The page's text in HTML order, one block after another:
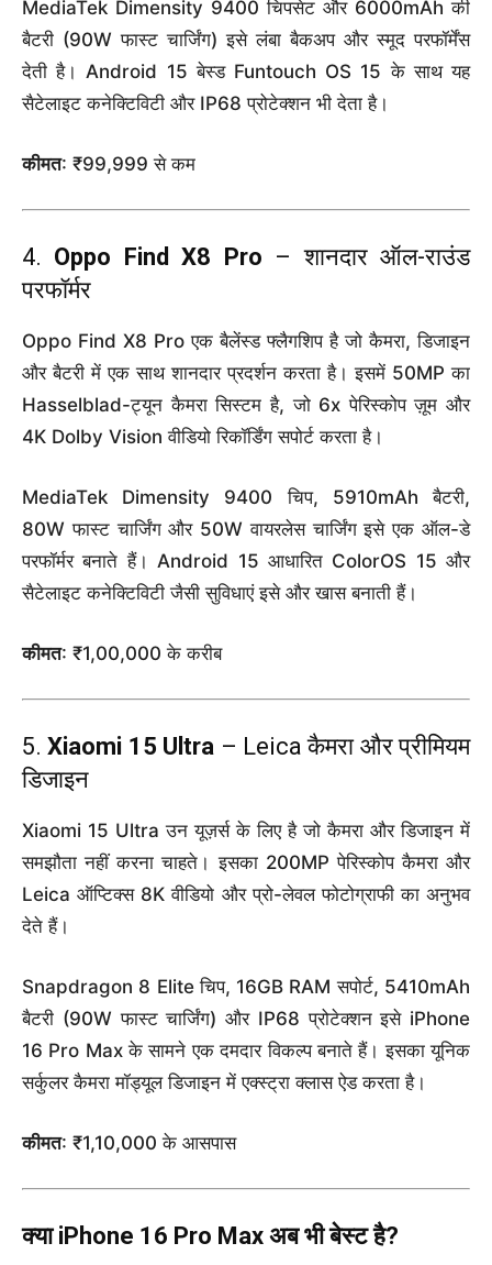
MediaTek Dimensity 9400 चिपसेट और 6000mAh की
बैटरी (90W फास्ट चार्जिंग) इसे लंबा बैकअप और स्मूद परफॉर्मेंस
देती है। Android 15 बेस्ड Funtouch OS 15 के साथ यह
सैटेलाइट कनेक्टिविटी और IP68 प्रोटेक्शन भी देता है।
कीमत: ₹99,999 से कम
4. Oppo Find X8 Pro – शानदार ऑल-राउंड
परफॉर्मर
Oppo Find X8 Pro एक बैलेंस्ड फ्लैगशिप है जो कैमरा, डिजाइन
और बैटरी में एक साथ शानदार प्रदर्शन करता है। इसमें 50MP का
Hasselblad-ट्यून कैमरा सिस्टम है, जो 6x पेरिस्कोप ज़ूम और
4K Dolby Vision वीडियो रिकॉर्डिंग सपोर्ट करता है।
MediaTek Dimensity 9400 चिप, 5910mAh बैटरी,
80W फास्ट चार्जिंग और 50W वायरलेस चार्जिंग इसे एक ऑल-डे
परफॉर्मर बनाते हैं। Android 15 आधारित ColorOS 15 और
सैटेलाइट कनेक्टिविटी जैसी सुविधाएं इसे और खास बनाती हैं।
कीमत: ₹1,00,000 के करीब
5.Xiaomi 15 Ultra – Leica कैमरा और प्रीमियम
डिजाइन
Xiaomi 15 Ultra उन यूज़र्स के लिए है जो कैमरा और डिजाइन में
समझौता नहीं करना चाहते। इसका 200MP पेरिस्कोप कैमरा और
Leica ऑप्टिक्स 8K वीडियो और प्रो-लेवल फोटोग्राफी का अनुभव
देते हैं।
Snapdragon 8 Elite चिप, 16GB RAM सपोर्ट, 5410mAh
बैटरी (90W फास्ट चार्जिंग) और IP68 प्रोटेक्शन इसे iPhone
16 Pro Max के सामने एक दमदार विकल्प बनाते हैं। इसका यूनिक
सर्कुलर कैमरा मॉड्यूल डिजाइन में एक्स्ट्रा क्लास ऐड करता है।
कीमत: ₹1,10,000 के आसपास
क्या iPhone 16 Pro Max अब भी बेस्ट है?